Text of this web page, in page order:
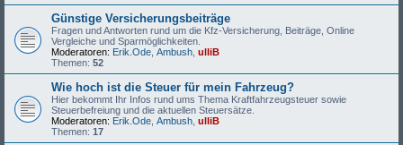
Günstige Versicherungsbeiträge
Fragen und Antworten rund um die Kfz-Versicherung, Beiträge, Online
Vergleiche und Sparmöglichkeiten.
Moderatoren: Erik.Ode Ambush ulliB
Themen: 52
Wie hoch ist die Steuer für mein Fahrzeug?
Hier bekommt Ihr Infos rund ums Thema Kraftfahrzeugsteuer sowie
Steuerbefreiung und die aktuellen Steuersätze.
Moderatoren: Erik.Ode Ambush ulliB
Themen: 17